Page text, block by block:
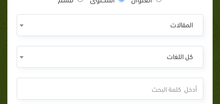
المقالات
كل اللغات